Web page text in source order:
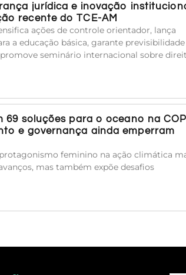
jurídica e inovação
recente do TCE-AM
ações de controle orientador, lança
a educação básica, garante previsibilidade
seminário internacional sobre
69 soluções para o oceano na
e governança ainda emperram
feminino na ação climática
mas também expõe desafios